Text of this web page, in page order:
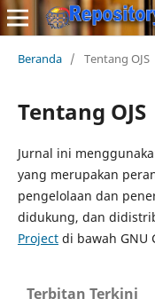
Beranda / Tentang OJS
Tentang OJS
Jurnal ini
yang merupakan
pengelolaan dan
didukung, dan
Projectdi bawah GNU
Terbitan Terkini